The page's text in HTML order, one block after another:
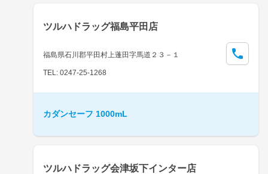
ツルハドラッグ福島平田店
福島県石川郡平田村上蓬田字馬道２３－１
TEL: 0247-25-1268
カダンセーフ 1000mL
ツルハドラッグ会津坂下インター店